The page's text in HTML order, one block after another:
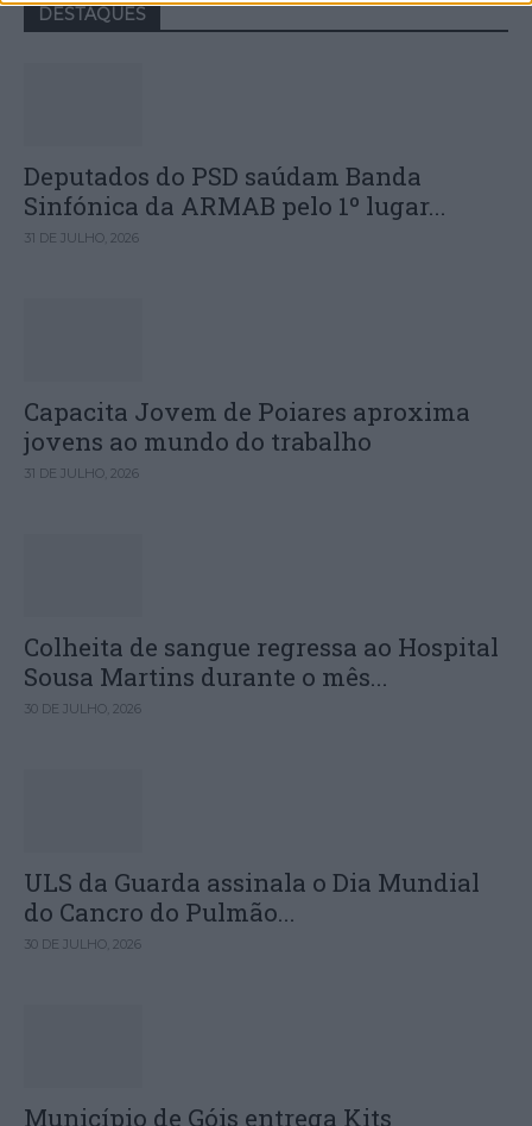
DESTAQUES
Deputados do PSD saúdam Banda
Sinfónica da ARMAB pelo 1º lugar...
31 DE JULHO, 2026
Capacita Jovem de Poiares aproxima
jovens ao mundo do trabalho
31 DE JULHO, 2026
Colheita de sangue regressa ao Hospital
Sousa Martins durante o mês...
30 DE JULHO, 2026
ULS da Guarda assinala o Dia Mundial
do Cancro do Pulmão...
30 DE JULHO, 2026
Município de Góis entrega Kits